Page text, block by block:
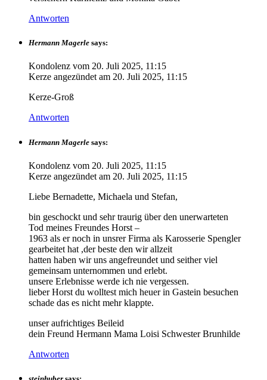
Antworten
Hermann Magerle says:
Kondolenz vom 20. Juli 2025, 11:15
Kerze angezündet am 20. Juli 2025, 11:15
Kerze-Groß
Antworten
Hermann Magerle says:
Kondolenz vom 20. Juli 2025, 11:15
Kerze angezündet am 20. Juli 2025, 11:15
Liebe Bernadette, Michaela und Stefan,
bin geschockt und sehr traurig über den unerwarteten
Tod meines Freundes Horst –
1963 als er noch in unsrer Firma als Karosserie Spengler
gearbeitet hat ,der beste den wir allzeit
hatten haben wir uns angefreundet und seither viel
gemeinsam unternommen und erlebt.
unsere Erlebnisse werde ich nie vergessen.
lieber Horst du wolltest mich heuer in Gastein besuchen
schade das es nicht mehr klappte.
unser aufrichtiges Beileid
dein Freund Hermann Mama Loisi Schwester Brunhilde
Antworten